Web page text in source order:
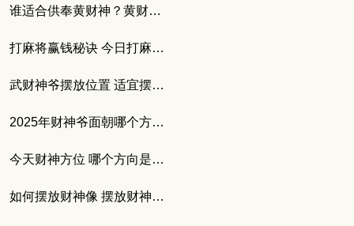
谁适合供奉黄财神？黄财神的供奉方式
打麻将赢钱秘诀 今日打麻将坐哪个方位最旺
武财神爷摆放位置 适宜摆放武财神的人群
2025年财神爷面朝哪个方向 如何催旺财位
今天财神方位 哪个方向是财神方位
如何摆放财神像 摆放财神爷的最佳位置